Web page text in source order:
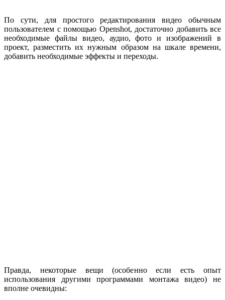
По сути, для простого редактирования видео обычным
пользователем с помощью Openshot, достаточно добавить все
необходимые файлы видео, аудио, фото и изображений в
проект, разместить их нужным образом на шкале времени,
добавить необходимые эффекты и переходы.
Правда, некоторые вещи (особенно если есть опыт
использования другими программами монтажа видео) не
вполне очевидны: